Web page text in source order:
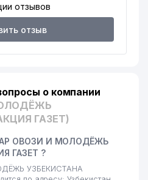
101 м
109 м
110 м
ООО
СП ООО 118 м
121 м
отзывов
отзыв
о компании
ГАЗЕТ)
ОВОЗИ И МОЛОДЁЖЬ
ГАЗЕТ ?
УЗБЕКИСТАНА